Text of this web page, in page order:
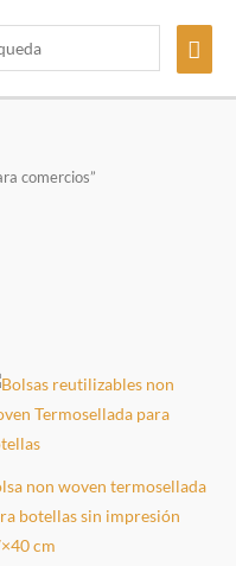
comercios”
non woven termosellada
botellas sin impresión
cm